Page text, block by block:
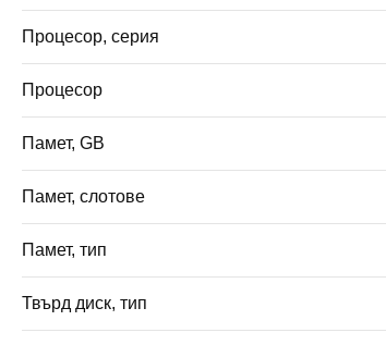
Процесор, серия
Процесор
Памет, GB
Памет, слотове
Памет, тип
Твърд диск, тип